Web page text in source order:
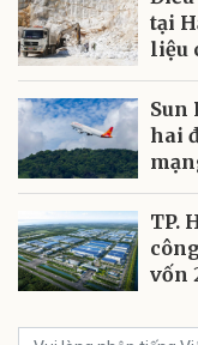
tại
liệu
Sun
hai
TP.
vốn